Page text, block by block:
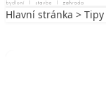
Hlavní stránka > Tipy